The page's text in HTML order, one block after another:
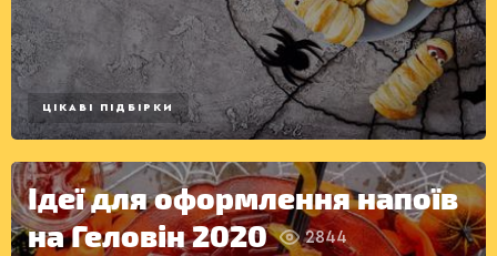
ЦІКАВІ ПІДБІРКИ
Ідеї для оформлення напоїв
на Геловін 2020
2844